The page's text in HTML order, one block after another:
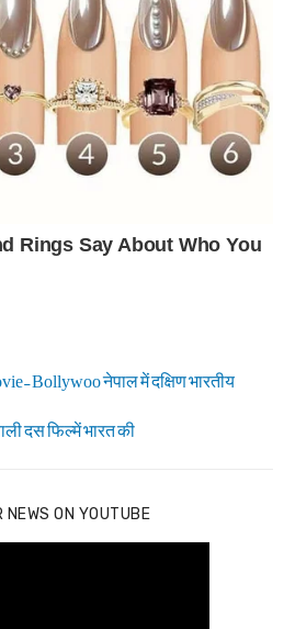
Bollywoo नेपाल में दक्षिण भारतीय
दस फिल्में भारत की
NEWS ON YOUTUBE